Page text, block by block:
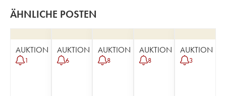
ÄHNLICHE POSTEN
AUKTION
1
AUKTION
6
AUKTION
8
AUKTION
8
AUKTION
3